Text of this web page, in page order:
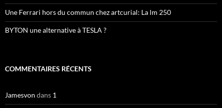
Une Ferrari hors du commun chez artcurial: La lm 250
BYTON une alternative à TESLA ?
COMMENTAIRES RÉCENTS
Jamesvon dans 1